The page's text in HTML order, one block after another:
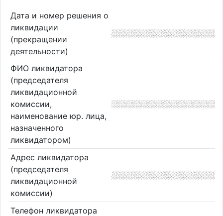
Дата и номер решения о
ликвидации
(прекращении
деятельности)
ФИО ликвидатора
(председателя
ликвидационной
комиссии,
наименование юр. лица,
назначенного
ликвидатором)
Адрес ликвидатора
(председателя
ликвидационной
комиссии)
Телефон ликвидатора